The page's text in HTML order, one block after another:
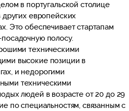
в португальской столице
других европейских
Это обеспечивает стартапам
полосу.
техническими
высокие позиции в
и недорогими
техническими
людей в возрасте от 20 до 29
по специальностям, связанным с